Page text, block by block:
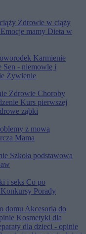
Zdrowie w ciąży
Emocje mamy Dieta w
Karmienie
Sen - niemowlę i
Żywienie
Zdrowie Choroby
Kurs pierwszej
ząbki
z mową
Mama
Szkoła podstawowa
i seks Co po
Konkursy Porady
domu Akcesoria do
Kosmetyki dla
dla dzieci - opinie